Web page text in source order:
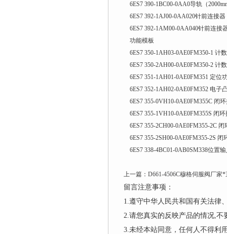
6ES7 390-1BC00-0AA0导轨（
6ES7 392-1AJ00-0AA020针前连接器
6ES7 392-1AM00-0AA040针前连接
功能模板
6ES7 350-1AH03-0AE0FM350-1 计
6ES7 350-2AH00-0AE0FM350-2 计
6ES7 351-1AH01-0AE0FM351 定位
6ES7 352-1AH02-0AE0FM352 电子
6ES7 355-0VH10-0AE0FM355C 闭
6ES7 355-1VH10-0AE0FM355S 闭
6ES7 355-2CH00-0AE0FM355-2C 闭
6ES7 355-2SH00-0AE0FM355-2S 闭
6ES7 338-4BC01-0AB0SM338位置
上一篇： D661-4506C穆格伺服阀厂家*
留言注意事项：
1.遵守中华人民共和国有关法律
2.请您真实的反映产品的情况,
3.未经本站同意，任何人不得利